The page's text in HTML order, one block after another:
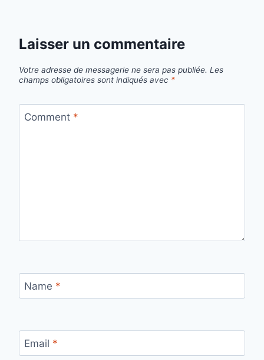
Laisser un commentaire
Votre adresse de messagerie ne sera pas publiée. Les
champs obligatoires sont indiqués avec *
Comment *
Name *
Email *